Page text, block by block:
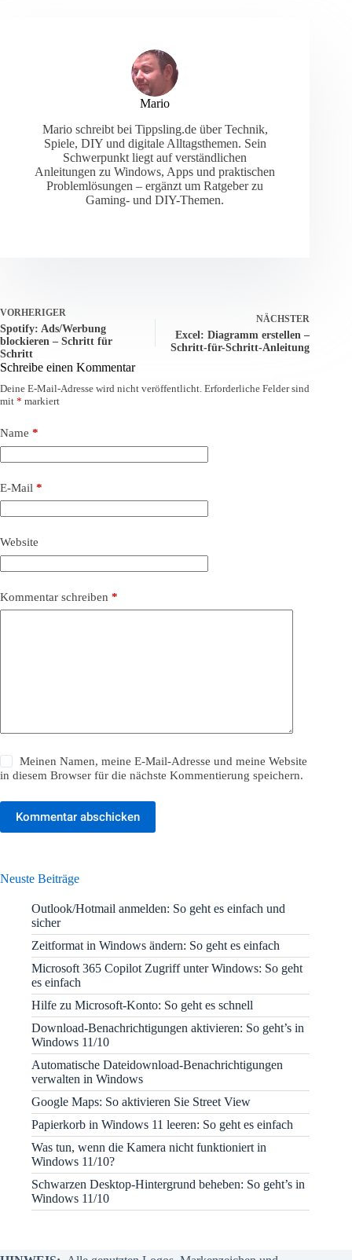
Mario
Mario schreibt bei Tippsling.de über Technik,
Spiele, DIY und digitale Alltagsthemen. Sein
Schwerpunkt liegt auf verständlichen
Anleitungen zu Windows, Apps und praktischen
Problemlösungen – ergänzt um Ratgeber zu
Gaming- und DIY-Themen.
VORHERIGER
Spotify: Ads/Werbung
blockieren – Schritt für
Schritt
NÄCHSTER
Excel: Diagramm erstellen –
Schritt-für-Schritt-Anleitung
Schreibe einen Kommentar
Deine E-Mail-Adresse wird nicht veröffentlicht. Erforderliche Felder sind
mit * markiert
Name *
E-Mail *
Website
Kommentar schreiben *
Meinen Namen, meine E-Mail-Adresse und meine Website
in diesem Browser für die nächste Kommentierung speichern.
Kommentar abschicken
Neuste Beiträge
Outlook/Hotmail anmelden: So geht es einfach und
sicher
Zeitformat in Windows ändern: So geht es einfach
Microsoft 365 Copilot Zugriff unter Windows: So geht
es einfach
Hilfe zu Microsoft-Konto: So geht es schnell
Download-Benachrichtigungen aktivieren: So geht’s in
Windows 11/10
Automatische Dateidownload-Benachrichtigungen
verwalten in Windows
Google Maps: So aktivieren Sie Street View
Papierkorb in Windows 11 leeren: So geht es einfach
Was tun, wenn die Kamera nicht funktioniert in
Windows 11/10?
Schwarzen Desktop-Hintergrund beheben: So geht’s in
Windows 11/10